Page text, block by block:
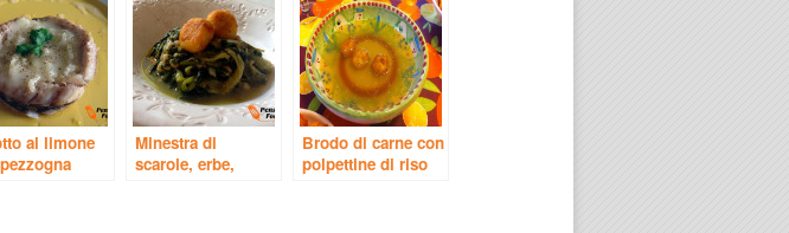
al limone
Minestra di
scarole, erbe,
Brodo di carne con
polpettine di riso